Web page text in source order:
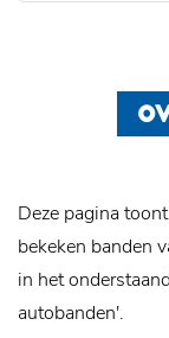
Deze pagina
bekeken banden
in het
autobanden'.